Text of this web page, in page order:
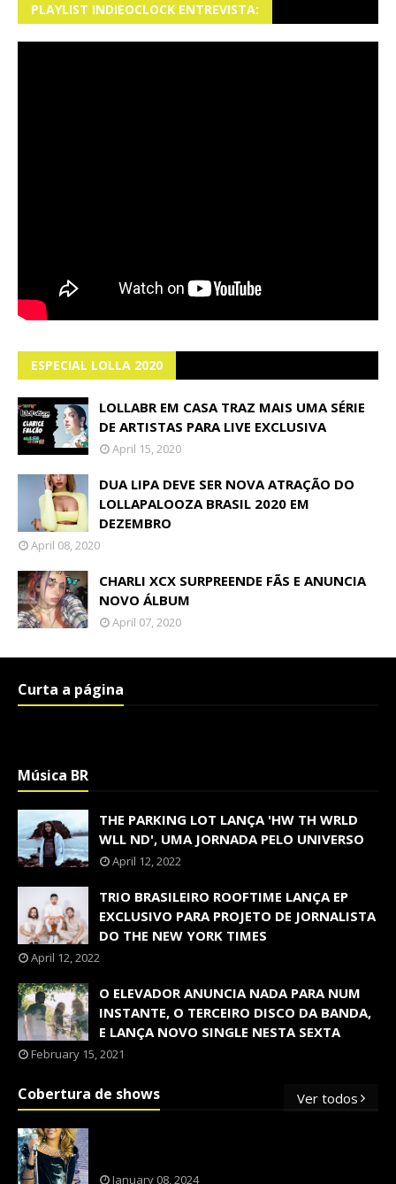
PLAYLIST INDIEOCLOCK ENTREVISTA:
ESPECIAL LOLLA 2020
LOLLABR EM CASA TRAZ MAIS UMA SÉRIE
DE ARTISTAS PARA LIVE EXCLUSIVA
April 15, 2020
DUA LIPA DEVE SER NOVA ATRAÇÃO DO
LOLLAPALOOZA BRASIL 2020 EM
DEZEMBRO
April 08, 2020
CHARLI XCX SURPREENDE FÃS E ANUNCIA
NOVO ÁLBUM
April 07, 2020
Curta a página
Música BR
THE PARKING LOT LANÇA 'HW TH WRLD
WLL ND', UMA JORNADA PELO UNIVERSO
April 12, 2022
TRIO BRASILEIRO ROOFTIME LANÇA EP
EXCLUSIVO PARA PROJETO DE JORNALISTA
DO THE NEW YORK TIMES
April 12, 2022
O ELEVADOR ANUNCIA NADA PARA NUM
INSTANTE, O TERCEIRO DISCO DA BANDA,
E LANÇA NOVO SINGLE NESTA SEXTA
February 15, 2021
Cobertura de shows Ver todos
January 08, 2024